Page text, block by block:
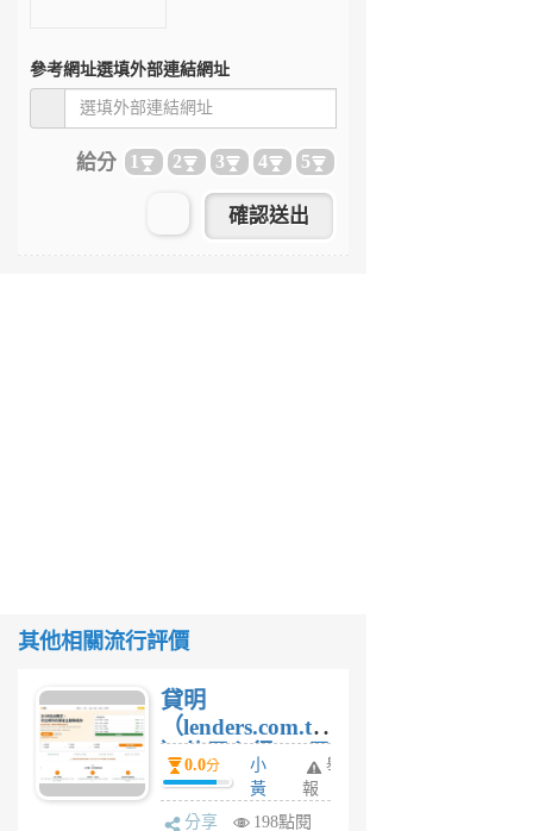
參考網址選填外部連結網址
給分 1 2 3 4 5
其他相關流行評價
貸明
（lenders.com.tw
）使用心得 — 民
間貸款比較平台
體驗
0.0分
小
黃
蜂
舉
報
分享
198點閱